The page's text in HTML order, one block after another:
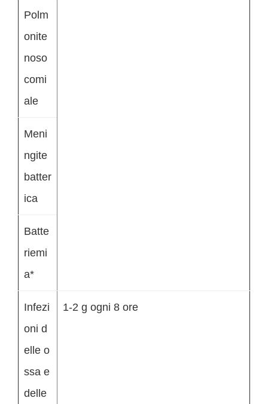
Polm
onite
noso
comi
ale
Meni
ngite
batter
ica
Batte
riemi
a*
Infezi
oni d
elle o
ssa e
delle
1-2 g ogni 8 ore